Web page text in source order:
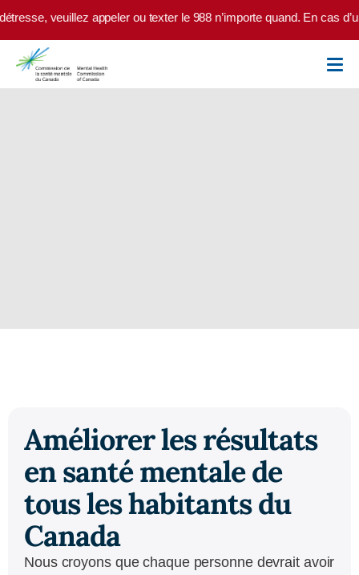
Skip to main content
veuillez appeler ou texter le 988 n’importe quand. En cas
Améliorer les résultats
en santé mentale de
tous les habitants du
Canada
Nous croyons que chaque personne devrait avoir